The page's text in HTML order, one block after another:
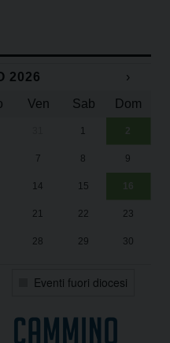
2026
›
Ven Sab Dom
1 2
7 8 9
14 15 16
21 22 23
28 29 30
Eventi fuori diocesi